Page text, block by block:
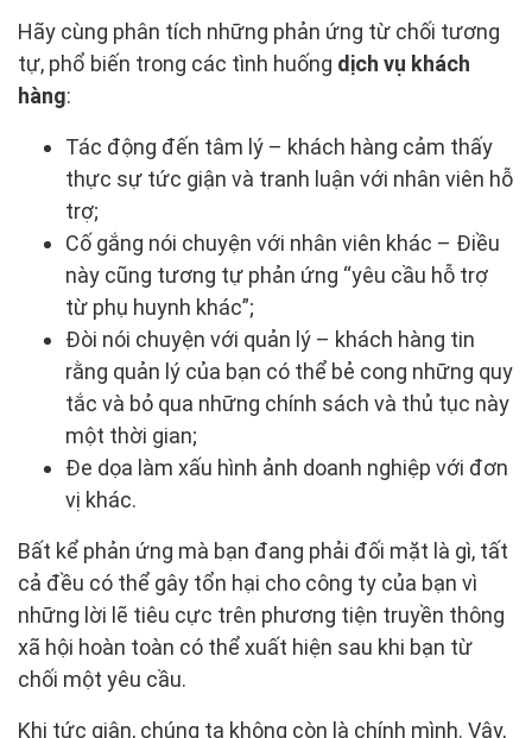
Hãy cùng phân tích những phản ứng từ chối tương
tự, phổ biến trong các tình huống dịch vụ khách
hàng:
Tác động đến tâm lý – khách hàng cảm thấy
thực sự tức giận và tranh luận với nhân viên hỗ
trợ;
Cố gắng nói chuyện với nhân viên khác – Điều
này cũng tương tự phản ứng “yêu cầu hỗ trợ
từ phụ huynh khác”;
Đòi nói chuyện với quản lý – khách hàng tin
rằng quản lý của bạn có thể bẻ cong những quy
tắc và bỏ qua những chính sách và thủ tục này
một thời gian;
Đe dọa làm xấu hình ảnh doanh nghiệp với đơn
vị khác.
Bất kể phản ứng mà bạn đang phải đối mặt là gì, tất
cả đều có thể gây tổn hại cho công ty của bạn vì
những lời lẽ tiêu cực trên phương tiện truyền thông
xã hội hoàn toàn có thể xuất hiện sau khi bạn từ
chối một yêu cầu.
Khi tức giận, chúng ta không còn là chính mình. Vậy,